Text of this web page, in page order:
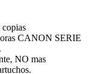
CANON SERIE
NO mas